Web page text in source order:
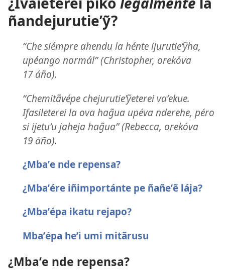
ñandejurutieʼỹ?
“Che siémpre ahendu la hénte ijurutieʼỹha,
upéango normál” (Christopher, orekóva
17 áño).
“Chemitãvépe chejurutieʼỹeterei vaʼekue.
Ifasileterei la ova hag̃ua upéva nderehe, péro
si ijetuʼu jaheja hag̃ua” (Rebecca, orekóva
19 áño).
¿Mbaʼe nde repensa?
¿Mbaʼére iñimportánte pe ñañeʼẽ lája?
¿Mbaʼépa ikatu rejapo?
Mbaʼépa heʼi umi mitãrusu
¿Mbaʼe nde repensa?